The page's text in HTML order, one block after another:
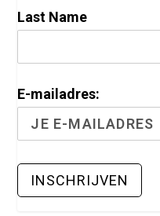
Last Name
E-mailadres: